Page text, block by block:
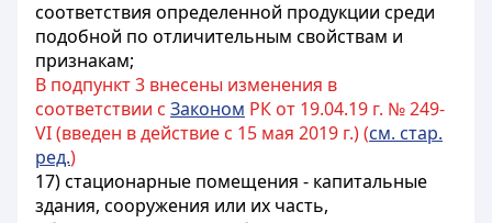
соответствия определенной продукции среди
подобной по отличительным свойствам и
признакам;
В подпункт 3 внесены изменения в
соответствии с Законом РК от 19.04.19 г. № 249-
VI (введен в действие с 15 мая 2019 г.) (см. стар.
ред.)
17) стационарные помещения - капитальные
здания, сооружения или их часть,